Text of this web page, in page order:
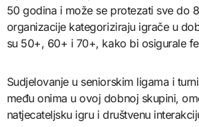
50 godina i može se protezati sve do
organizacije kategoriziraju igrače u
su 50+, 60+ i 70+, kako bi osigurale
Sudjelovanje u seniorskim ligama i
među onima u ovoj dobnoj skupini,
natjecateljsku igru i društvenu